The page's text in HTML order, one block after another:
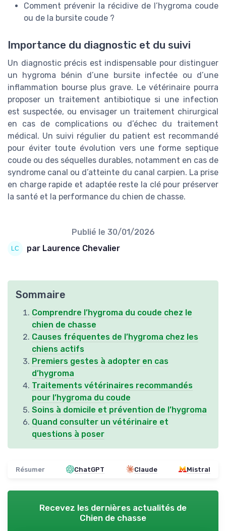
Comment prévenir la récidive de l’hygroma coude
ou de la bursite coude ?
Importance du diagnostic et du suivi
Un diagnostic précis est indispensable pour distinguer
un hygroma bénin d’une bursite infectée ou d’une
inflammation bourse plus grave. Le vétérinaire pourra
proposer un traitement antibiotique si une infection
est suspectée, ou envisager un traitement chirurgical
en cas de complications ou d’échec du traitement
médical. Un suivi régulier du patient est recommandé
pour éviter toute évolution vers une forme septique
coude ou des séquelles durables, notamment en cas de
syndrome canal ou d’atteinte du canal carpien. La prise
en charge rapide et adaptée reste la clé pour préserver
la santé et la performance du chien de chasse.
Publié le 30/01/2026
par Laurence Chevalier
Sommaire
Comprendre l’hygroma du coude chez le
chien de chasse
Causes fréquentes de l’hygroma chez les
chiens actifs
Premiers gestes à adopter en cas
d’hygroma
Traitements vétérinaires recommandés
pour l’hygroma du coude
Soins à domicile et prévention de l’hygroma
Quand consulter un vétérinaire et
questions à poser
Résumer ChatGPT Claude Mistral
Recevez les dernières actualités de
Chien de chasse